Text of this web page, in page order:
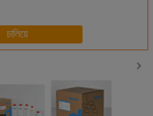
চালিয়ে